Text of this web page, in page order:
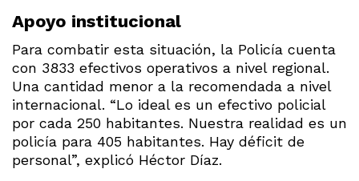
Apoyo institucional
Para combatir esta situación, la Policía cuenta
con 3833 efectivos operativos a nivel regional.
Una cantidad menor a la recomendada a nivel
internacional. “Lo ideal es un efectivo policial
por cada 250 habitantes. Nuestra realidad es un
policía para 405 habitantes. Hay déficit de
personal”, explicó Héctor Díaz.